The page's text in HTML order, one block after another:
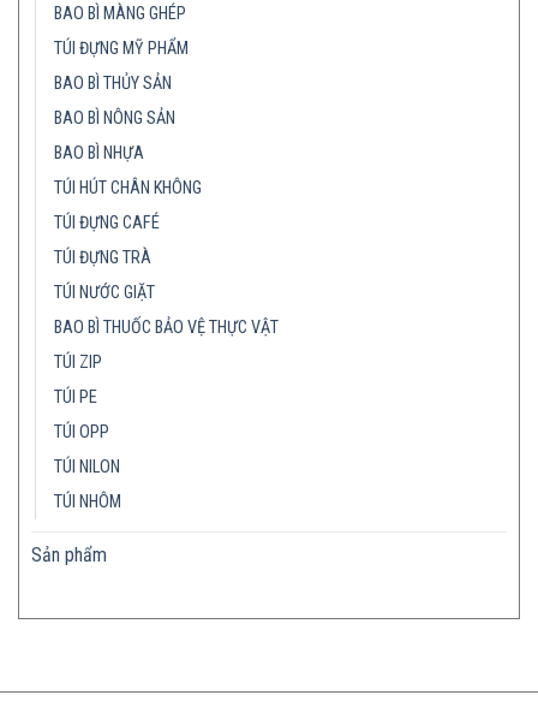
BAO BÌ MÀNG GHÉP
TÚI ĐỰNG MỸ PHẨM
BAO BÌ THỦY SẢN
BAO BÌ NÔNG SẢN
BAO BÌ NHỰA
TÚI HÚT CHÂN KHÔNG
TÚI ĐỰNG CAFÉ
TÚI ĐỰNG TRÀ
TÚI NƯỚC GIẶT
BAO BÌ THUỐC BẢO VỆ THỰC VẬT
TÚI ZIP
TÚI PE
TÚI OPP
TÚI NILON
TÚI NHÔM
Sản phẩm